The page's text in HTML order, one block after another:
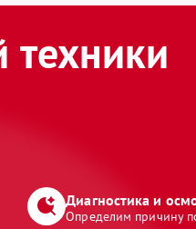
техники
Диагностика и
Определим причину